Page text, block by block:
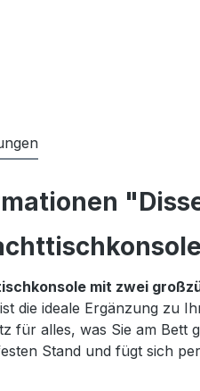
mit zwei
die ideale Ergänzung zu
für alles, was Sie am
Stand und fügt sich